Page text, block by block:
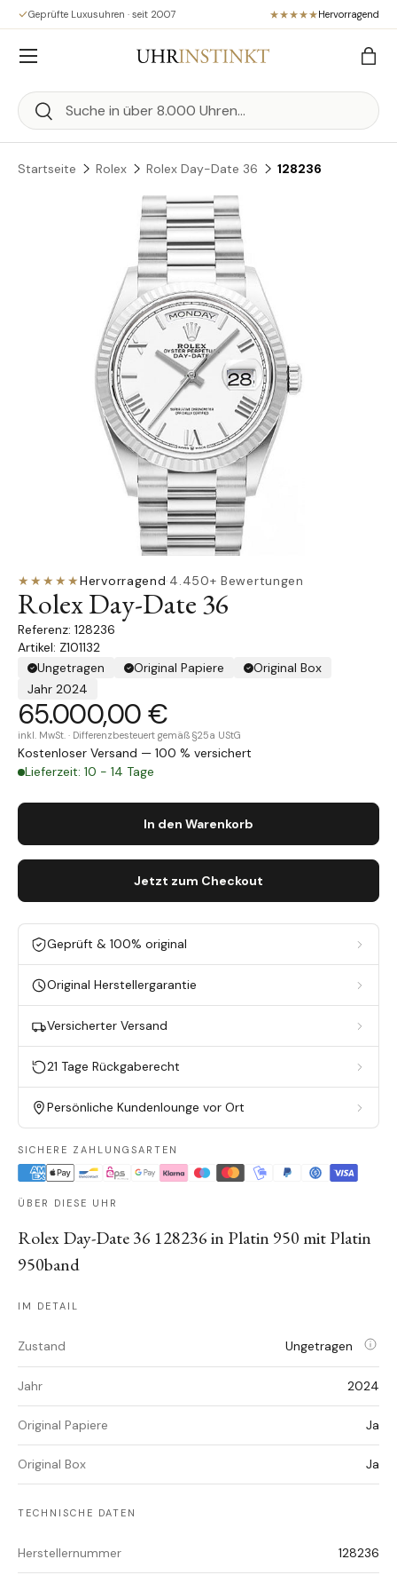
Direkt zum Inhalt
Geprüfte Luxusuhren · seit 2007 Hervorragend
Suchen
Suchen
Menü
Startseite Rolex Rolex Day-Date 36 128236
Zu Produktinformationen springen
★★★★★Hervorragend·4.450+ Bewertungen
Rolex Day-Date 36
128236
Artikel: Z101132
Ungetragen
Original Papiere
Original Box
Jahr 2024
65.000,00 €
inkl. MwSt. · Differenzbesteuert gemäß §25a UStG
Kostenloser Versand — 100 % versichert
Lieferzeit: 10 - 14 Tage
In den Warenkorb
Jetzt zum Checkout
Geprüft & 100% original
Original Herstellergarantie
Versicherter Versand
21 Tage Rückgaberecht
Persönliche Kundenlounge vor Ort
SICHERE ZAHLUNGSARTEN
ÜBER DIESE UHR
Rolex Day-Date 36 128236 in Platin 950 mit Platin
950band
IM DETAIL
Zustand Ungetragen
Jahr 2024
Original Papiere Ja
Original Box Ja
TECHNISCHE DATEN
Herstellernummer 128236